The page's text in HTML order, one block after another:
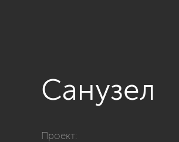
Санузел
Проект: